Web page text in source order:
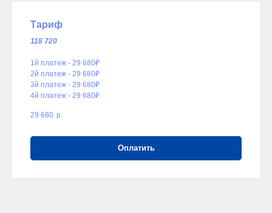
Тариф
118 720
1й платеж - 29 680₽
2й платеж - 29 680₽
3й платеж - 29 680₽
4й платеж - 29 680₽
29 680 р.
Оплатить